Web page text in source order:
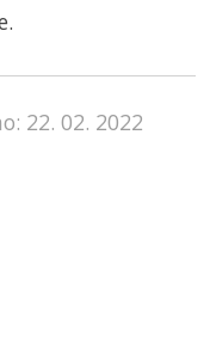
22. 02. 2022